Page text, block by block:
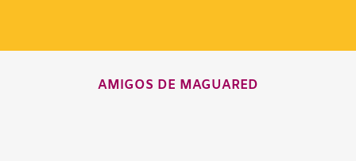
AMIGOS DE MAGUARED